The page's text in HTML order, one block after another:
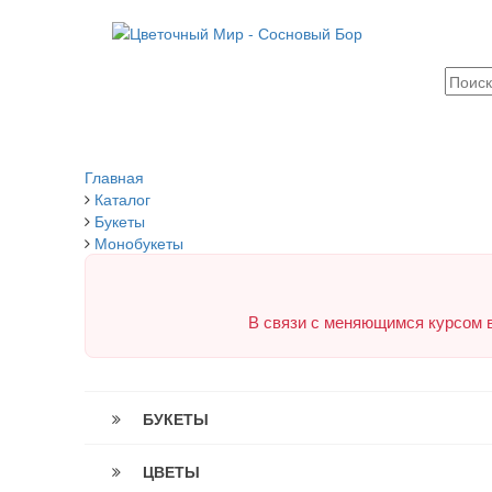
Главная
Каталог
Букеты
Монобукеты
В связи с меняющимся курсом
БУКЕТЫ
ЦВЕТЫ